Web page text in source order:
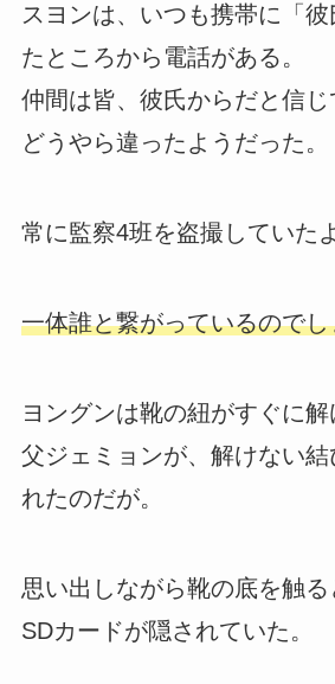
スヨンは、いつも携帯に「
たところから電話がある。
仲間は皆、彼氏からだと信じ
どうやら違ったようだった。
常に監察4班を盗撮していた
一体誰と繋がっているので
ヨングンは靴の紐がすぐに解
父ジェミョンが、解けない結
れたのだが。
思い出しながら靴の底を触
SDカードが隠されていた。